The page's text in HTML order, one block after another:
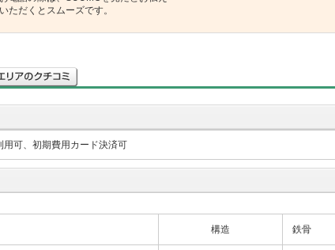
いただくとスムーズです。
可、初期費用カード決済可
構造 鉄骨